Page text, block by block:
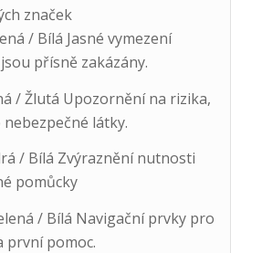
značek
/ Bílá Jasné vymezení
přísně zakázány.
/ Žlutá Upozornění na rizika,
látky.
/ Bílá Zvýraznění nutnosti
pomůcky
/ Bílá Navigační prvky pro
první pomoc.